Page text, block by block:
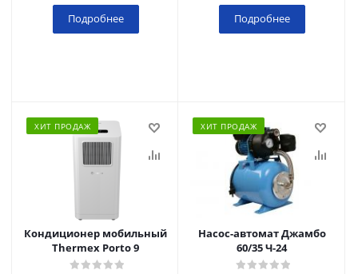
Подробнее Подробнее
ХИТ ПРОДАЖ
Кондиционер мобильный
Thermex Porto 9
ХИТ ПРОДАЖ
Насос-автомат Джамбо
60/35 Ч-24